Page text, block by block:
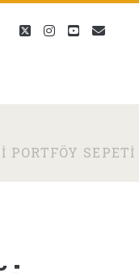
twitterinstagram
youtubeeposta
PORTFÖY SEPETI